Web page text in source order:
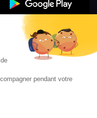
pendant votre
des cookies
Mentions légales